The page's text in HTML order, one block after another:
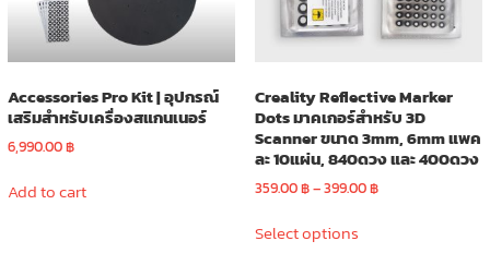
Accessories Pro Kit | อุปกรณ์
เสริมสำหรับเครื่องสแกนเนอร์
6,990.00฿
Add to cart
Creality Reflective Marker
Dots มาคเกอร์สำหรับ 3D
Scanner ขนาด 3mm, 6mm แพค
ละ 10แผ่น, 840ดวง และ 400ดวง
359.00฿–399.00฿Price
Select optionsproduct